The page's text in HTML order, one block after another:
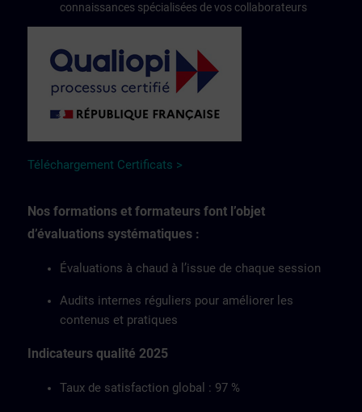
connaissances spécialisées de vos collaborateurs
Téléchargement Certificats >
Nos formations et formateurs font l’objet
d’évaluations systématiques :
Évaluations à chaud à l’issue de chaque session
Audits internes réguliers pour améliorer les
contenus et pratiques
Indicateurs qualité 2025
Taux de satisfaction global : 97 %